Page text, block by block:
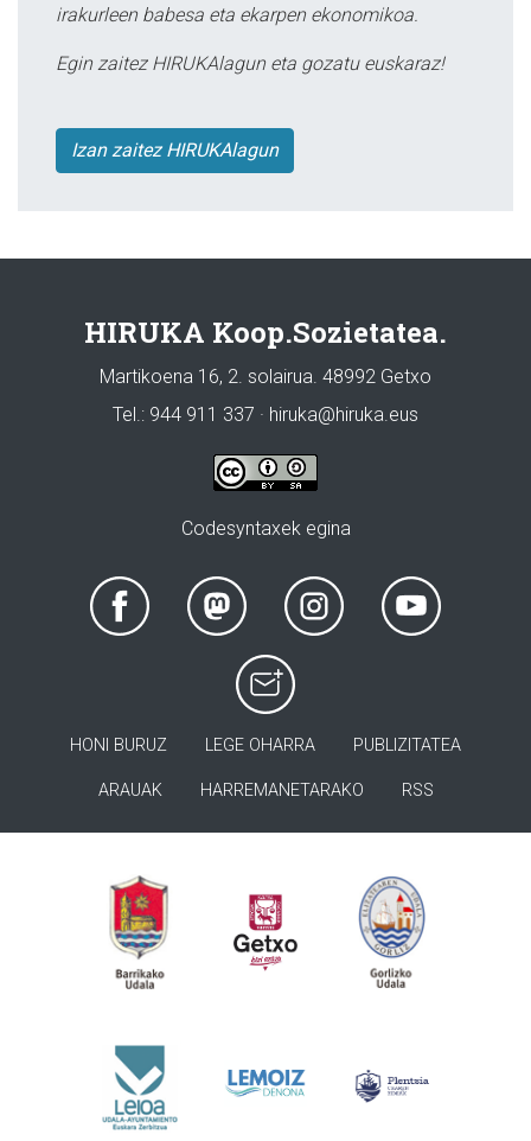
irakurleen babesa eta ekarpen ekonomikoa.
Egin zaitez HIRUKAlagun eta gozatu euskaraz!
Izan zaitez HIRUKAlagun
HIRUKA Koop.Sozietatea.
Martikoena 16, 2. solairua. 48992 Getxo
Tel.: 944 911 337 · hiruka@hiruka.eus
Codesyntaxek egina
HONI BURUZ LEGE OHARRA PUBLIZITATEA
ARAUAK HARREMANETARAKO RSS